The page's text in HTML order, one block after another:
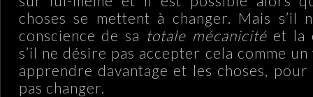
choses se mettent à changer. Mais s’il
conscience de sa totale mécanicité et la
s’il ne désire pas accepter cela comme
apprendre davantage et les choses,
pas changer.